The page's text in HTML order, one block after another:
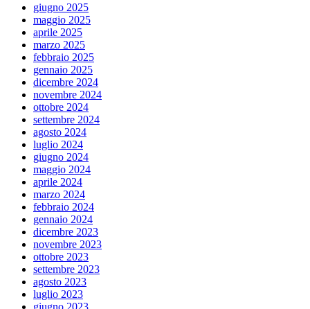
giugno 2025
maggio 2025
aprile 2025
marzo 2025
febbraio 2025
gennaio 2025
dicembre 2024
novembre 2024
ottobre 2024
settembre 2024
agosto 2024
luglio 2024
giugno 2024
maggio 2024
aprile 2024
marzo 2024
febbraio 2024
gennaio 2024
dicembre 2023
novembre 2023
ottobre 2023
settembre 2023
agosto 2023
luglio 2023
giugno 2023